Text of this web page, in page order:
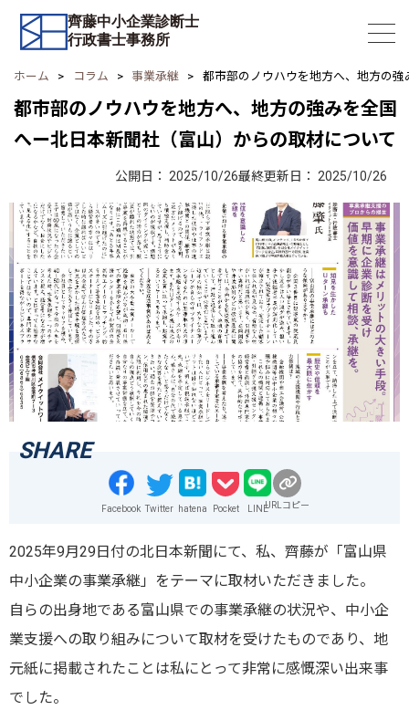
齊藤中小企業診断士
行政書士事務所
ホーム コラム 事業承継 都市部のノウハウを地方へ、地方の
都市部のノウハウを地方へ、地方の強みを全国
へー北日本新聞社（富山）からの取材について
公開日： 2025/10/26最終更新日： 2025/10/26
Facebook Twitter hatena Pocket LINEURLコピー
2025年9月29日付の北日本新聞にて、私、齊藤が「富山県
中小企業の事業承継」をテーマに取材いただきました。
自らの出身地である富山県での事業承継の状況や、中小企
業支援への取り組みについて取材を受けたものであり、地
元紙に掲載されたことは私にとって非常に感慨深い出来事
でした。